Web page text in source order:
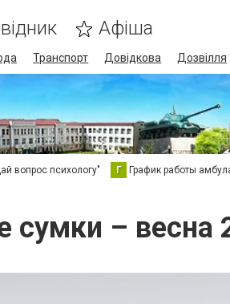
Афіша
Транспорт Довідкова Дозвілля
вопрос психологу" Г График работы
сумки – весна